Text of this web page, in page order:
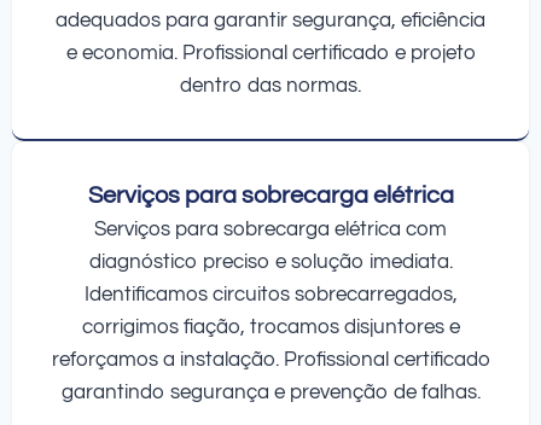
adequados para garantir segurança, eficiência
e economia. Profissional certificado e projeto
dentro das normas.
Serviços para sobrecarga elétrica
Serviços para sobrecarga elétrica com
diagnóstico preciso e solução imediata.
Identificamos circuitos sobrecarregados,
corrigimos fiação, trocamos disjuntores e
reforçamos a instalação. Profissional certificado
garantindo segurança e prevenção de falhas.